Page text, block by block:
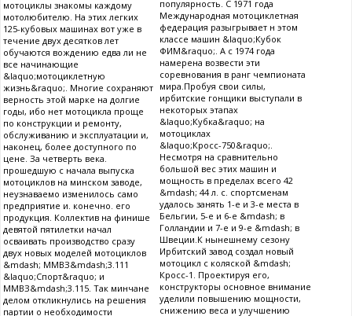
мотоциклы знакомы каждому
мотолюбителю. На этих легких
125-кубовых машинах вот уже в
течение двух десятков лет
обучаются вождению едва ли не
все начинающие
&laquo;мотоциклетную
жизнь&raquo;. Многие сохраняют
верность этой марке на долгие
годы, ибо нет мотоцикла проще
по конструкции и ремонту,
обслуживанию и эксплуатации и,
наконец, более доступного по
цене. За четверть века.
прошедшую с начала выпуска
мотоциклов на минском заводе,
неузнаваемо изменилось само
предприятие и. конечно. его
продукция. Коллектив на финише
девятой пятилетки начал
осваивать производство сразу
двух новых моделей мотоциклов
&mdash; ММВЗ&mdash;3.111
&laquo;Спорт&raquo; и
ММВЗ&mdash;3.115. Так минчане
делом откликнулись на решения
партии о необходимости
популярность. С 1971 года
Международная мотоциклетная
федерация разыгрывает н этом
классе машин &laquo;Кубок
ФИМ&raquo;. А с 1974 года
намерена возвести эти
соревнования в ранг чемпионата
мира.Пробуя свои силы,
ирбитские гонщики выступали в
некоторых этапах
&laquo;Кубка&raquo; на
мотоциклах
&laquo;Кросс-750&raquo;.
Несмотря на сравнительно
большой вес этих машин и
мощность в пределах всего 42
&mdash; 44 л. с. спортсменам
удалось занять 1-е и 3-е места в
Бельгии, 5-е и 6-е &mdash; в
Голландии и 7-е и 9-е &mdash; в
Швеции.К нынешнему сезону
Ирбитский завод создал новый
мотоцикл с коляской &mdash;
Кросс-1. Проектируя его,
конструкторы основное внимание
уделили повышению мощности,
снижению веса и улучшению